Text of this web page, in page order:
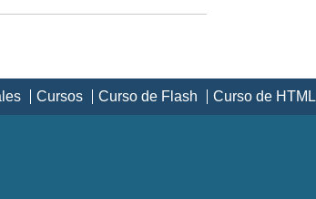
Cursos Curso de Flash Curso de HTML